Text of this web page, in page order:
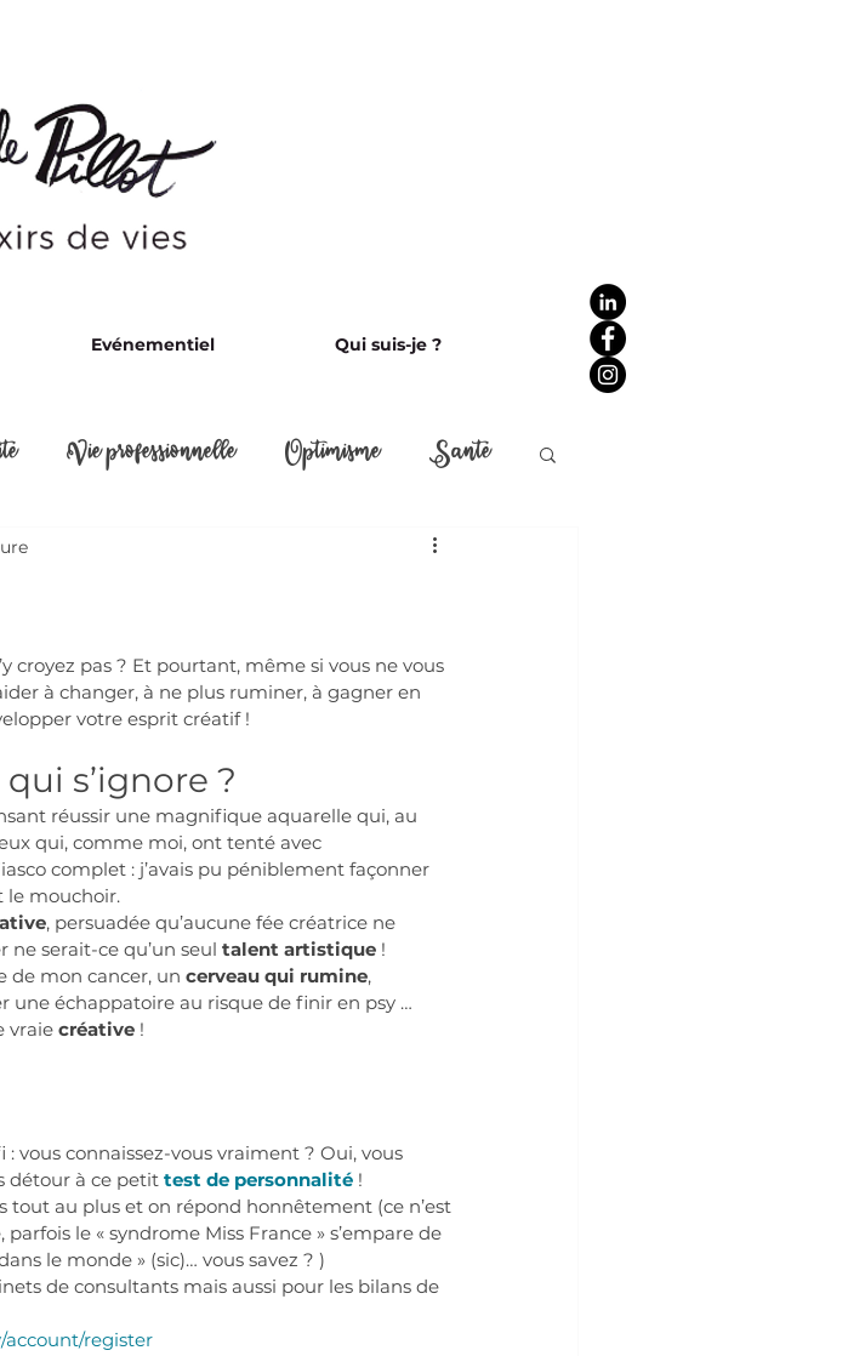
Evénementiel Qui suis-je ?
Vie professionnelle Optimisme Santé
croyez pas ? Et pourtant, même si vous ne vous
à changer, à ne plus ruminer, à gagner en
votre esprit créatif !
s’ignore ?
réussir une magnifique aquarelle qui, au
qui, comme moi, ont tenté avec
complet : j’avais pu péniblement façonner
le mouchoir.
, persuadée qu’aucune fée créatrice ne
serait-ce qu’un seul talent artistique !
de mon cancer, un cerveau qui rumine,
une échappatoire au risque de finir en psy …
vraie créative !
vous connaissez-vous vraiment ? Oui, vous
détour à ce petit test de personnalité !
tout au plus et on répond honnêtement (ce n’est
le « syndrome Miss France » s’empare de
le monde » (sic)… vous savez ? )
de consultants mais aussi pour les bilans de
account/register